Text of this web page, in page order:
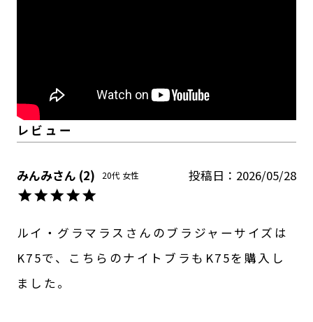
みんみ 2 20代 女性 投稿日 2026/05/28
ルイ・グラマラスさんのブラジャーサイズは
K75で、こちらのナイトブラもK75を購入し
ました。